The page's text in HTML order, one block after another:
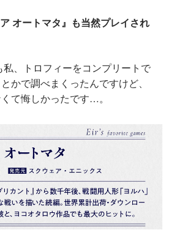
オートマタ』も当然プレイされ
私、トロフィーをコンプリートで
かで調べまくったんですけど、
て悔しかったです…。